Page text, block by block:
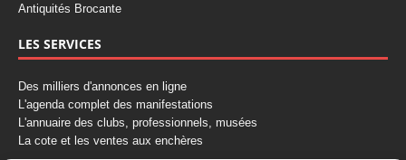
Antiquités Brocante
LES SERVICES
Des milliers d'annonces en ligne
L'agenda complet des manifestations
L'annuaire des clubs, professionnels, musées
La cote et les ventes aux enchères